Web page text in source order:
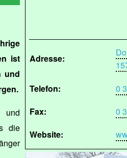
Adresse:
Telefon:
0
Fax:
0
Website:
ist
und
die